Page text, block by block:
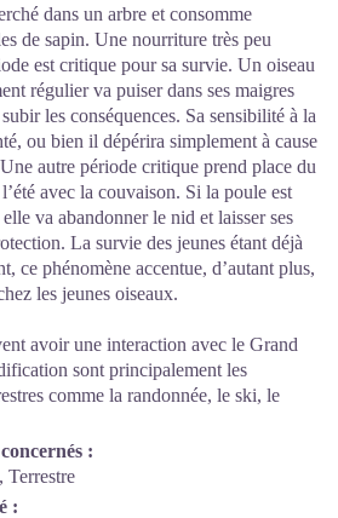
dans un arbre et consomme
de sapin. Une nourriture très peu
est critique pour sa survie. Un oiseau
régulier va puiser dans ses maigres
les conséquences. Sa sensibilité à la
ou bien il dépérira simplement à cause
autre période critique prend place du
avec la couvaison. Si la poule est
va abandonner le nid et laisser ses
La survie des jeunes étant déjà
ce phénomène accentue, d’autant plus,
les jeunes oiseaux.
avoir une interaction avec le Grand
sont principalement les
comme la randonnée, le ski, le
:
Terrestre
: